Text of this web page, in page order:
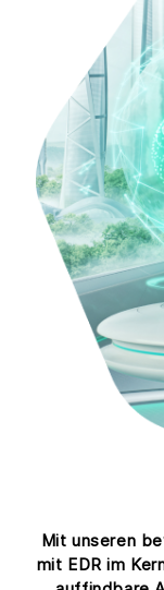
Mit unseren
mit EDR im